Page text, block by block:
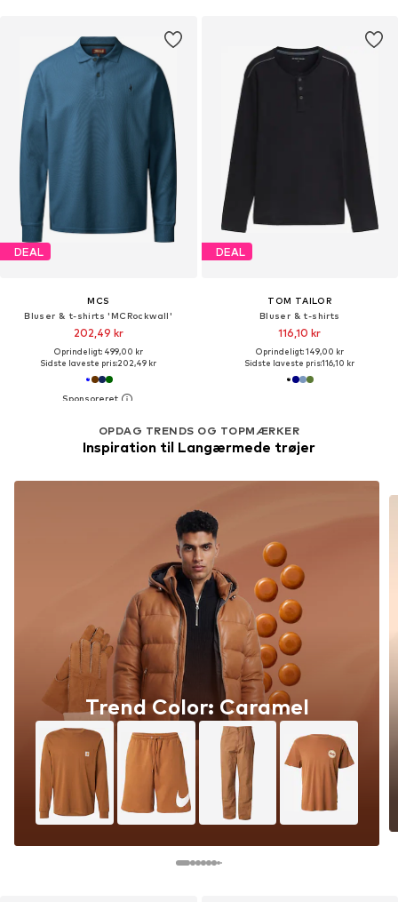
DEAL
MCS
Bluser & t-shirts 'MCRockwall'
202,49 kr
Oprindeligt: 499,00 kr
Sidste laveste pris:202,49 kr
DEAL
TOM TAILOR
Bluser & t-shirts
116,10 kr
Oprindeligt: 149,00 kr
Sidste laveste pris:116,10 kr
OPDAG TRENDS OG TOPMÆRKER
Inspiration til Langærmede trøjer
Trend Color: Caramel